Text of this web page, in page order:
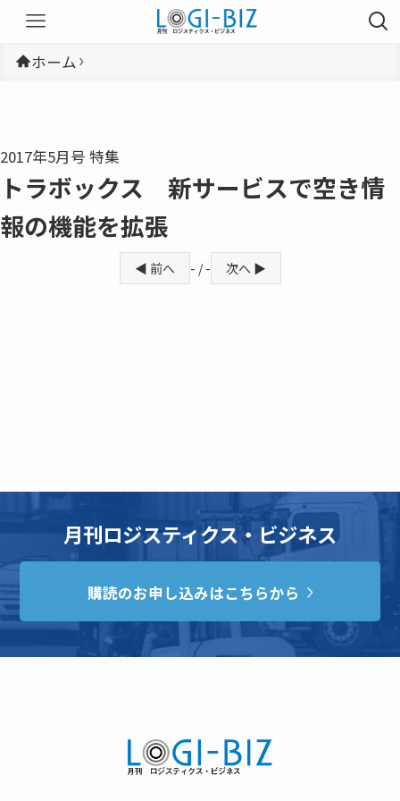
ホーム
2017年5月号 特集
トラボックス 新サービスで空き情
報の機能を拡張
◀ 前へ - / - 次へ ▶
月刊ロジスティクス・ビジネス
購読のお申し込みはこちらから